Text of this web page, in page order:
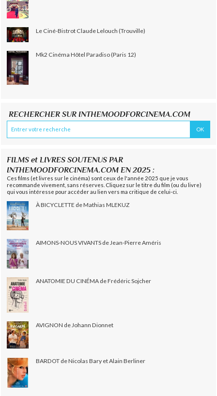
Le Ciné-Bistrot Claude Lelouch (Trouville)
Mk2 Cinéma Hôtel Paradiso (Paris 12)
RECHERCHER SUR INTHEMOODFORCINEMA.COM
FILMS et LIVRES SOUTENUS PAR
INTHEMOODFORCINEMA.COM EN 2025 :
Ces films (et livres sur le cinéma) sont ceux de l'année 2025 que je vous
recommande vivement, sans réserves. Cliquez sur le titre du film (ou du livre)
qui vous intéresse pour accéder au lien vers ma critique de celui-ci.
À BICYCLETTE de Mathias MLEKUZ
AIMONS-NOUS VIVANTS de Jean-Pierre Améris
ANATOMIE DU CINÉMA de Frédéric Sojcher
AVIGNON de Johann Dionnet
BARDOT de Nicolas Bary et Alain Berliner